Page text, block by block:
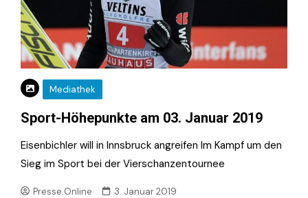
Mediathek
Sport-Höhepunkte am 03. Januar 2019
Eisenbichler will in Innsbruck angreifen Im Kampf um den
Sieg im Sport bei der Vierschanzentournee
Presse.Online 3. Januar 2019